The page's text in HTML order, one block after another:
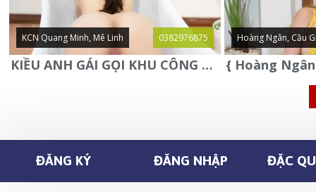
KCN Quang Minh, Mê Linh 0382976875
KIỀU ANH GÁI GỌI KHU CÔNG NGHIỆP QUANG MINH - MÊ LINH
Hoàng Ngân, Cầu
ĐĂNG KÝ ĐĂNG NHẬP ĐẶC